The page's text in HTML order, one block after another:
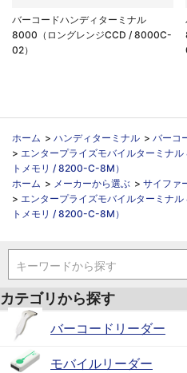
バーコードハンディターミナル
8000（ロングレンジCCD / 8000C-
02）
ホーム > ハンディターミナル > バーコ
> エンタープライズモバイルターミナ
トメモリ / 8200-C-8M）
ホーム > メーカーから選ぶ > サイファ
> エンタープライズモバイルターミナ
トメモリ / 8200-C-8M）
キーワードから探す
カテゴリから探す
バーコードリーダー
モバイルリーダー